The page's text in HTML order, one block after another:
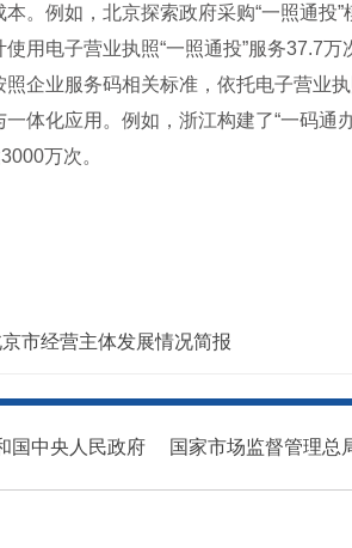
。例如，北京探索政府采购“一照通
用电子营业执照“一照通投”服务37.7
企业服务码相关标准，依托电子营业
体化应用。例如，浙江构建了“一码
万次。
市经营主体发展情况简报
国中央人民政府 国家市场监督管理总